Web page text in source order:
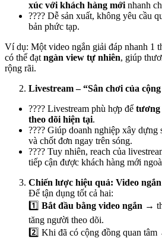
xúc với khách hàng mới nhanh
???? Dễ sản xuất, không yêu cầu
bản phức tạp.
Ví dụ: Một video ngắn giải đáp nhanh 1
có thể đạt ngàn view tự nhiên, giúp
rộng rãi.
Livestream – “Sân chơi của
???? Livestream phù hợp để tương
theo dõi hiện tại.
???? Giúp doanh nghiệp xây dựng
và chốt đơn ngay trên sóng.
???? Tuy nhiên, reach của
tiếp cận được khách hàng mới
Chiến lược hiệu quả: Video
Để tận dụng tốt cả hai:
1️⃣ Bắt đầu bằng video ngắn →
tăng người theo dõi.
2️⃣ Khi đã có cộng đồng quan tâm